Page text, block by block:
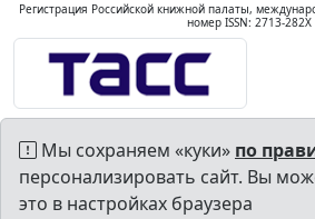
Регистрация Российской книжной палаты,
номер ISSN: 2713-282X
Мы сохраняем «куки» по
персонализировать сайт. Вы
это в настройках браузера